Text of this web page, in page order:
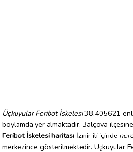
Üçkuyular Feribot İskelesi38.405621
boylamda yer almaktadır. Balçova ilçesine
Feribot İskelesi haritası İzmir ili içinde
merkezinde gösterilmektedir. Üçkuyular